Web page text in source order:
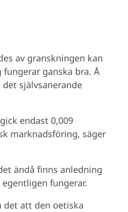
av granskningen kan
ganska bra. Å
självsanerande
endast 0,009
marknadsföring, säger
ändå finns anledning
fungerar.
det att den oetiska